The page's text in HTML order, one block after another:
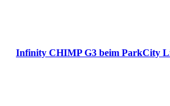
Infinity CHIMP G3 beim ParkCity